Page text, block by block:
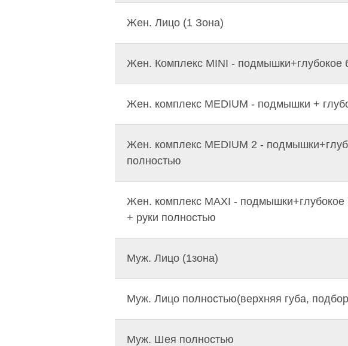
Жен. Лицо (1 Зона)
Жен. Комплекс MINI - подмышки+глубокое
Жен. комплекс MEDIUM - подмышки +
Жен. комплекс MEDIUM 2 -
полностью
Жен. комплекс MAXI - подмышки+глубокое
+ руки полностью
Муж. Лицо (1зона)
Муж. Лицо полностью(верхняя губа,
Муж. Шея полностью